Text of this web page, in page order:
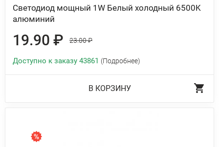
Светодиод мощный 1W Белый холодный 6500K
алюминий
19.90 ₽ 23.00 ₽
Доступно к заказу 43861 (Подробнее)
В КОРЗИНУ